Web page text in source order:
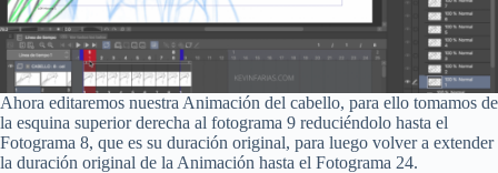
Ahora editaremos nuestra Animación del cabello, para ello tomamos de
la esquina superior derecha al fotograma 9 reduciéndolo hasta el
Fotograma 8, que es su duración original, para luego volver a extender
la duración original de la Animación hasta el Fotograma 24.